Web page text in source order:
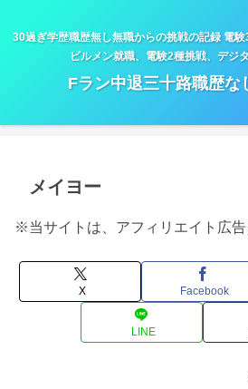
30過ぎ学歴職歴無し無職からの挑戦の記録 電験
ビルメン就職、電験2種挑戦、デジ
Fラン中退三十路職歴な
メイヨー
※当サイトは、アフィリエイト広
X Facebook
LINE